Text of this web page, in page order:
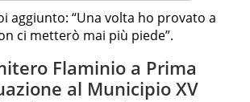
aggiunto: “Una volta ho provato a
ci metterò mai più piede”.
Flaminio a Prima
al Municipio XV